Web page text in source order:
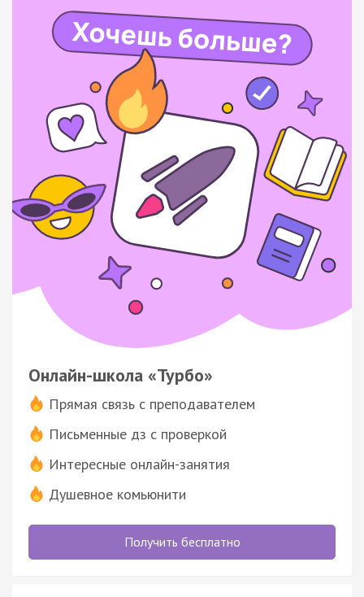
Онлайн-школа «Турбо»
Прямая связь с преподавателем
Письменные дз с проверкой
Интересные онлайн-занятия
Душевное комьюнити
Получить бесплатно